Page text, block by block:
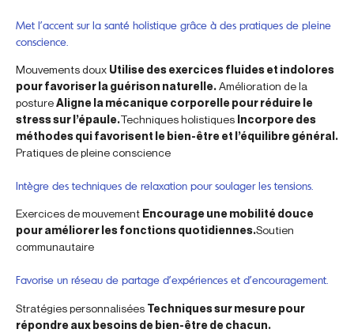
Met l’accent sur la santé holistique grâce à des pratiques de pleine
conscience.
Mouvements doux Utilise des exercices fluides et indolores
pour favoriser la guérison naturelle.Amélioration de la
postureAligne la mécanique corporelle pour réduire le
stress sur l’épaule.Techniques holistiques Incorpore des
méthodes qui favorisent le bien-être et l’équilibre général.
Pratiques de pleine conscience
Intègre des techniques de relaxation pour soulager les tensions.
Exercices de mouvement Encourage une mobilité douce
pour améliorer les fonctions quotidiennes.Soutien
communautaire
Favorise un réseau de partage d’expériences et d’encouragement.
Stratégies personnalisées Techniques sur mesure pour
répondre aux besoins de bien-être de chacun.